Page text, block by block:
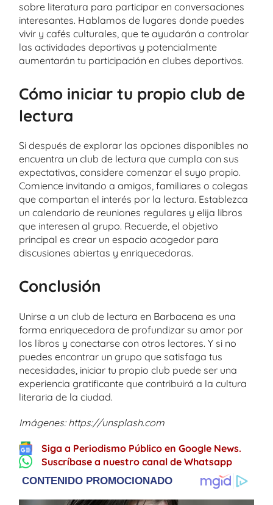
sobre literatura para participar en conversaciones
interesantes. Hablamos de lugares donde puedes
vivir y cafés culturales, que te ayudarán a controlar
las actividades deportivas y potencialmente
aumentarán tu participación en clubes deportivos.
Cómo iniciar tu propio club de
lectura
Si después de explorar las opciones disponibles no
encuentra un club de lectura que cumpla con sus
expectativas, considere comenzar el suyo propio.
Comience invitando a amigos, familiares o colegas
que compartan el interés por la lectura. Establezca
un calendario de reuniones regulares y elija libros
que interesen al grupo. Recuerde, el objetivo
principal es crear un espacio acogedor para
discusiones abiertas y enriquecedoras.
Conclusión
Unirse a un club de lectura en Barbacena es una
forma enriquecedora de profundizar su amor por
los libros y conectarse con otros lectores. Y si no
puedes encontrar un grupo que satisfaga tus
necesidades, iniciar tu propio club puede ser una
experiencia gratificante que contribuirá a la cultura
literaria de la ciudad.
Imágenes: https://unsplash.com
Siga a Periodismo Público en Google News.
Suscríbase a nuestro canal de Whatsapp